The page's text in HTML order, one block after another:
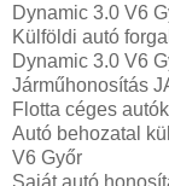
Dynamic 3.0 V6
Külföldi autó
Dynamic 3.0 V6
Járműhonosítás
Flotta céges
Autó behozatal
V6 Győr
Saját autó